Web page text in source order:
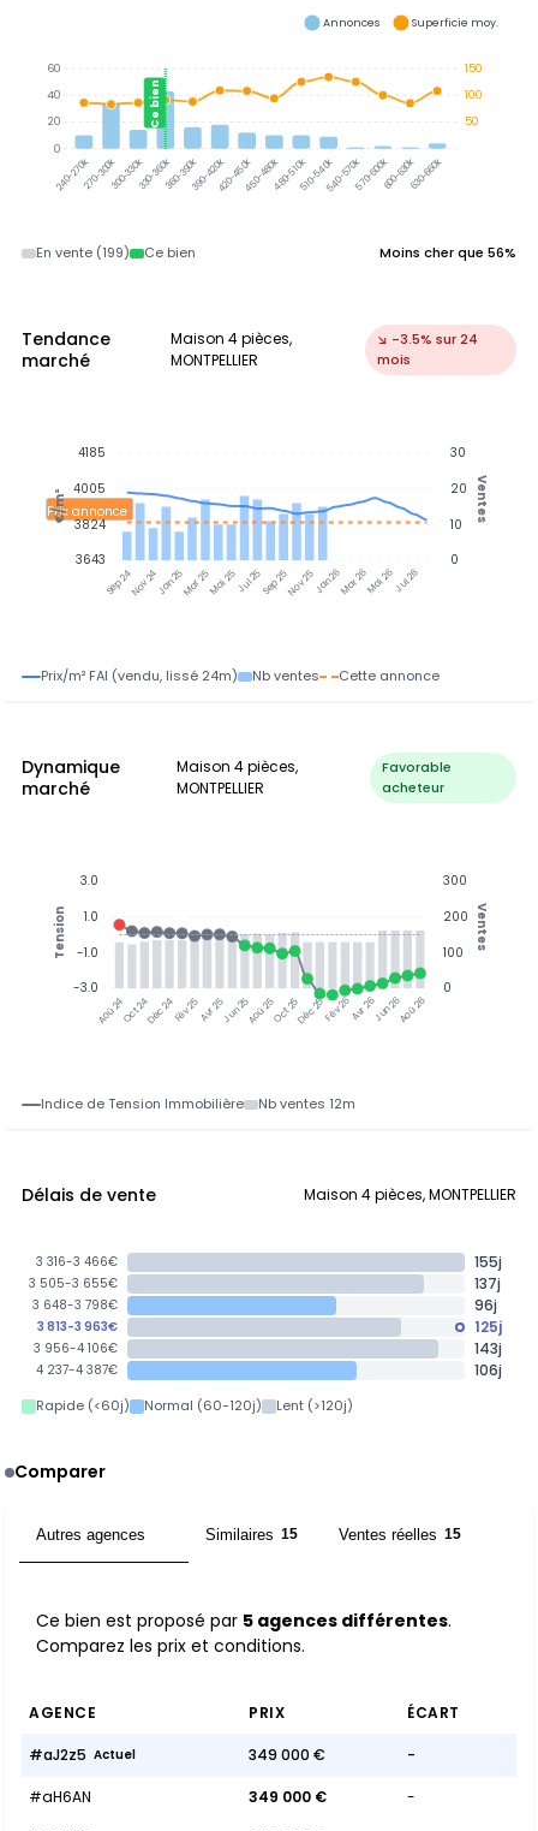
240-270k270-300k300-330k330-360k360-390k390-420k420-450k450-480k480-510k510-540k540-570k570-600k600-630k630-660k
Ce bien
150
100
50
60
40
20
0
Annonces Superficie moy.
En vente (199) Ce bien Moins cher que 56%
Tendance
marché
Maison 4 pièces,
MONTPELLIER
↘ -3.5% sur 24
mois
Sep 24Nov 24Jan 25Mar 25Mai 25Jul 25Sep 25Nov 25Jan 26Mar 26Mai 26Jul 26
Prix annonce
30
20
10
0
Ventes
4185
4005
3824
3643
€/m²
Prix/m² FAI (vendu, lissé 24m) Nb ventes Cette annonce
Dynamique
marché
Maison 4 pièces,
MONTPELLIER
Favorable
acheteur
Aoû 24Oct 24Déc 24Fév 25Avr 25Jun 25Aoû 25Oct 25Déc 25Fév 26Avr 26Jun 26Aoû 26
300
200
100
0
Ventes
3.0
1.0
-1.0
-3.0
Tension
Indice de Tension Immobilière Nb ventes 12m
Délais de vente Maison 4 pièces, MONTPELLIER
3 316-3 466€ 155j
3 505-3 655€ 137j
3 648-3 798€ 96j
3 813-3 963€ 125j
3 956-4 106€ 143j
4 237-4 387€ 106j
Rapide (<60j) Normal (60-120j) Lent (>120j)
Comparer
Autres agences Similaires 15 Ventes réelles 15
Ce bien est proposé par 5 agences différentes.
Comparez les prix et conditions.
AGENCE PRIX ÉCART
#aJ2z5 Actuel 349 000 € -
#aH6AN 349 000 €
-